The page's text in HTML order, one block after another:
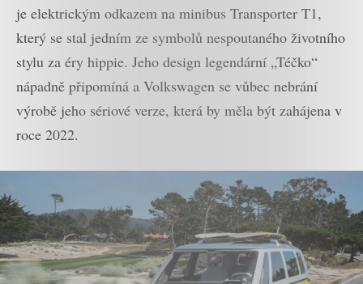
je elektrickým odkazem na minibus Transporter T1,
který se stal jedním ze symbolů nespoutaného životního
stylu za éry hippie. Jeho design legendární „Téčko“
nápadně připomíná a Volkswagen se vůbec nebrání
výrobě jeho sériové verze, která by měla být zahájena v
roce 2022.